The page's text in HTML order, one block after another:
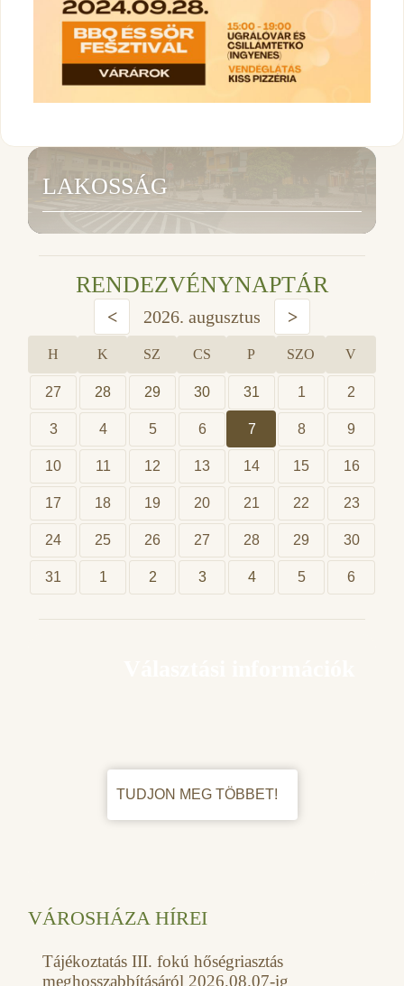
LAKOSSÁG
RENDEZVÉNYNAPTÁR
< 2026. augusztus >
H K SZ CS P SZO V
27 28 29 30 31 1 2
3 4 5 6 7 8 9
10 11 12 13 14 15 16
17 18 19 20 21 22 23
24 25 26 27 28 29 30
31 1 2 3 4 5 6
TUDJON MEG TÖBBET!
VÁROSHÁZA HÍREI
Tájékoztatás III. fokú hőségriasztás
meghosszabbításáról 2026.08.07-ig